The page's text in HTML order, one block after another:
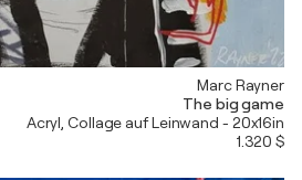
Marc Rayner
The big game
Acryl, Collage auf Leinwand - 20x16in
1.320 $